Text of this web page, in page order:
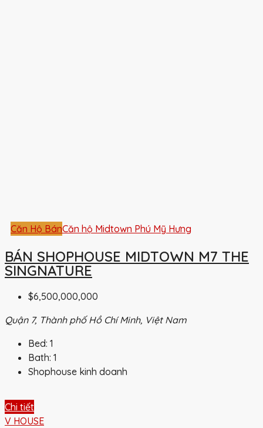
Căn Hộ BánCăn hộ Midtown Phú Mỹ Hưng
BÁN SHOPHOUSE MIDTOWN M7 THE
SINGNATURE
$6,500,000,000
Quận 7, Thành phố Hồ Chí Minh, Việt Nam
Bed: 1
Bath: 1
Shophouse kinh doanh
Chi tiết
V HOUSE